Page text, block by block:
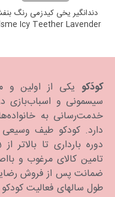
دندانگیر یخی کیدزمی رنگ
Icy Teether Lavender
کودَکو یکی از اولین و
خدمت‌رسانی به
دارد. كودكو طیف وسیعی
تامین کالای مرغوب و
ضمانت پس از فروش
طول سالهای فعالیت